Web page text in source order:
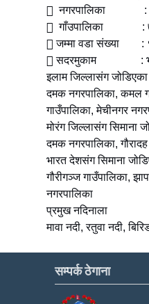
 नगरपालिका :
 गाँउपालिका :
 जम्मा वडा संख्या :
 सदरमुकाम :
इलाम जिल्लासंग
दमक नगरपालिका, कमल
गाउँपालिका, मेचीनगर
मोरंग जिल्लासंग सिमाना
दमक नगरपालिका,
भारत देशसंग सिमाना
गौरीगञ्ज गाउँपालिका,
नगरपालिका
प्रमुख नदिनाला
मावा नदी, रतुवा नदी,
सम्पर्क ठेगाना